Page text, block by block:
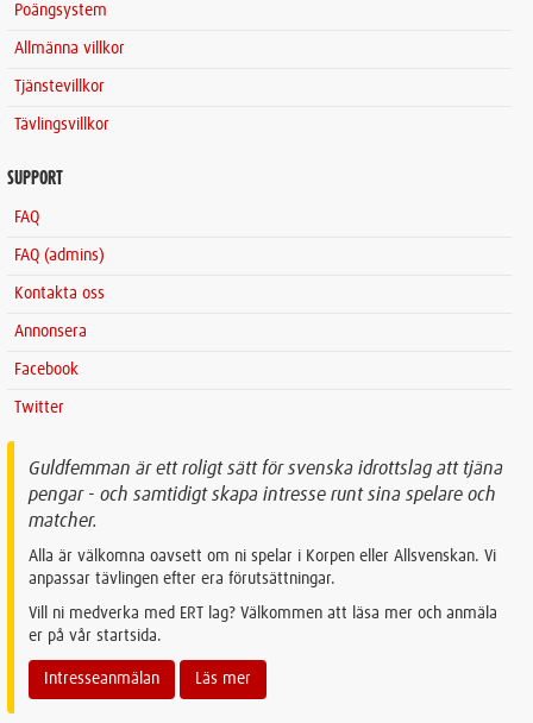
Poängsystem
Allmänna villkor
Tjänstevillkor
Tävlingsvillkor
SUPPORT
FAQ
FAQ (admins)
Kontakta oss
Annonsera
Facebook
Twitter
Guldfemman är ett roligt sätt för svenska idrottslag att tjäna
pengar - och samtidigt skapa intresse runt sina spelare och
matcher.
Alla är välkomna oavsett om ni spelar i Korpen eller Allsvenskan. Vi
anpassar tävlingen efter era förutsättningar.
Vill ni medverka med ERT lag? Välkommen att läsa mer och anmäla
er på vår startsida.
Intresseanmälan Läs mer